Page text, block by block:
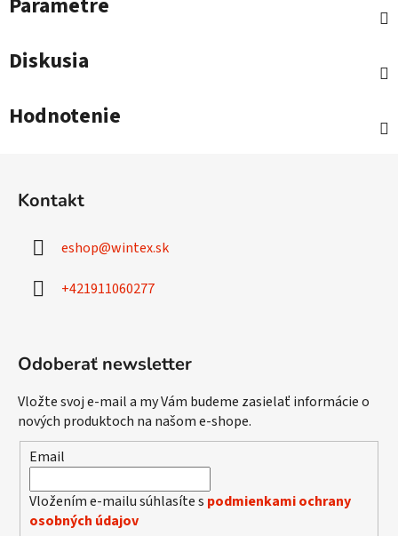
Diskusia
Hodnotenie
Kontakt
eshop@wintex.sk
+421911060277
Odoberať newsletter
Vložte svoj e-mail a my Vám budeme zasielať informácie o
nových produktoch na našom e-shope.
Email
Vložením e-mailu súhlasíte s podmienkami ochrany
osobných údajov